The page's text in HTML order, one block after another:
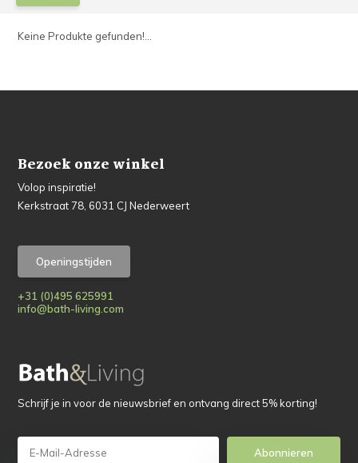
Keine Produkte gefunden!...
Bezoek onze winkel
Volop inspiratie!
Kerkstraat 78, 6031 CJ Nederweert
Openingstijden
+31 (0)495 625991
info@bath-living.com
Schrijf je in voor de nieuwsbrief en ontvang direct 5% korting!
Abonnieren